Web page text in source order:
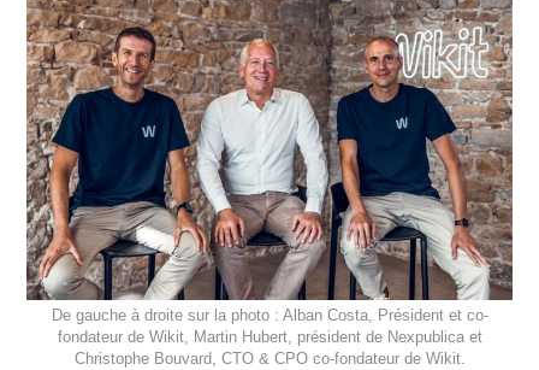
De gauche à droite sur la photo : Alban Costa, Président et co-
fondateur de Wikit, Martin Hubert, président de Nexpublica et
Christophe Bouvard, CTO & CPO co-fondateur de Wikit.